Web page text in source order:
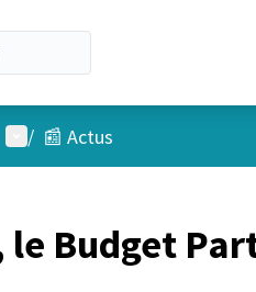
Menu utilisateur
/ 📰 Actus
le Budget